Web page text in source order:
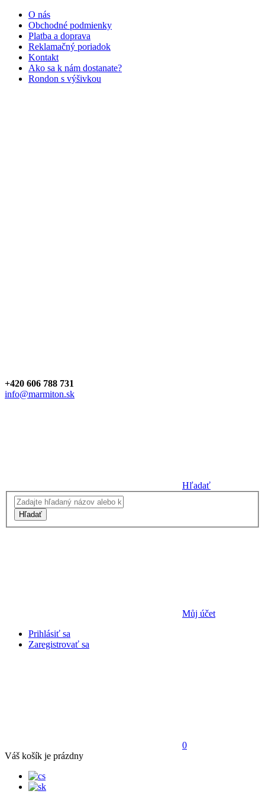
O nás
Obchodné podmienky
Platba a doprava
Reklamačný poriadok
Kontakt
Ako sa k nám dostanate?
Rondon s výšivkou
+420 606 788 731
info@marmiton.sk
Hľadať
Hľadať
Můj účet
Prihlásiť sa
Zaregistrovať sa
0
Váš košík je prázdny